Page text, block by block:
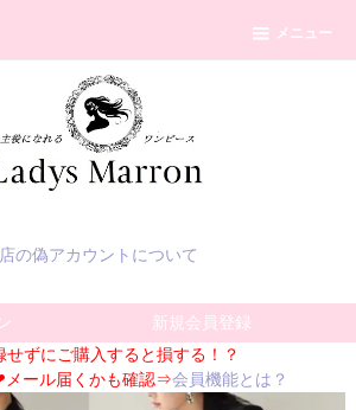
メニュー
の偽アカウントについて
新規会員登録
せずにご購入すると損する！？
メール届くかも確認⇒会員機能とは？